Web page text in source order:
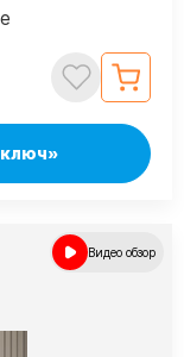
Видео обзор